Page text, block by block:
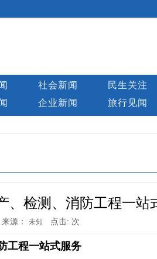
社会新闻 民生关注
企业新闻 旅行见闻
、检测、消防工程一站
来源： 未知 点击: 次
工程一站式服务